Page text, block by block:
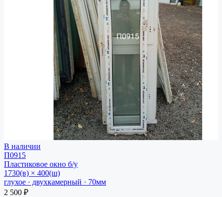
В наличии
П0915
Пластиковое окно б/у
1730(в) × 400(ш)
глухое · двухкамерный · 70мм
2 500 ₽